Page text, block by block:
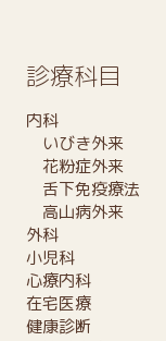
診療科目
内科
いびき外来
花粉症外来
舌下免疫療法
高山病外来
外科
小児科
心療内科
在宅医療
健康診断